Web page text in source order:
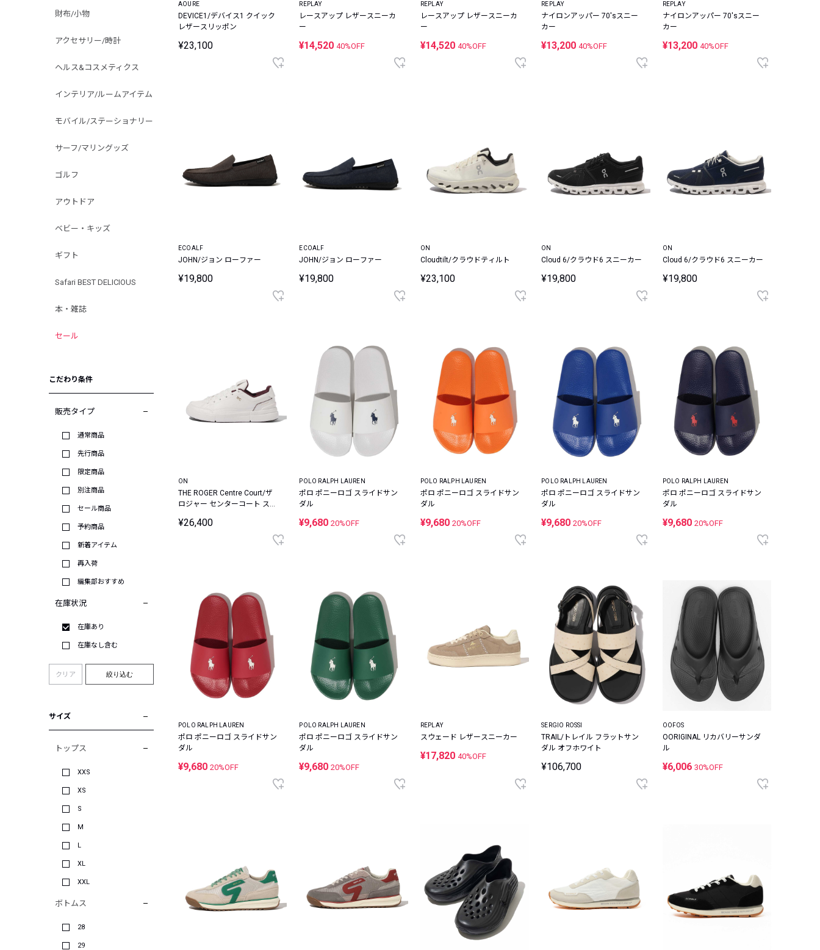
財布/小物
アクセサリー/時計
ヘルス&コスメティクス
インテリア/ルームアイテム
モバイル/ステーショナリー
サーフ/マリングッズ
ゴルフ
アウトドア
ベビー・キッズ
ギフト
Safari BEST DELICIOUS
本・雑誌
セール
こだわり条件
販売タイプ
通常商品
先行商品
限定商品
別注商品
セール商品
予約商品
新着アイテム
再入荷
編集部おすすめ
在庫状況
在庫あり
在庫なし含む
クリア 絞り込む
サイズ
トップス
XXS
XS
S
M
L
XL
XXL
ボトムス
28
29
AOURE
DEVICE1/デバイス1 クイック
レザースリッポン
¥23,100
REPLAY
レースアップ レザースニーカ
ー
¥14,52040%OFF
REPLAY
レースアップ レザースニーカ
ー
¥14,520 40%OFF
REPLAY
ナイロンアッパー 70'sスニー
カー
¥13,20040%OFF
REPLAY
ナイロンアッパー 70'sスニー
カー
¥13,200 40%OFF
ECOALF
JOHN/ジョン ローファー
¥19,800
ECOALF
JOHN/ジョン ローファー
¥19,800
ON
Cloudtilt/クラウドティルト
¥23,100
ON
Cloud 6/クラウド6 スニーカー
¥19,800
ON
Cloud 6/クラウド6 スニーカー
¥19,800
ON
THE ROGER Centre Court/ザ
ロジャー センターコート スニ
¥26,400
POLO RALPH LAUREN
ポロ ポニーロゴ スライドサン
ダル
¥9,68020%OFF
POLO RALPH LAUREN
ポロ ポニーロゴ スライドサン
ダル
¥9,680 20%OFF
POLO RALPH LAUREN
ポロ ポニーロゴ スライドサン
ダル
¥9,68020%OFF
POLO RALPH LAUREN
ポロ ポニーロゴ スライドサン
ダル
¥9,680 20%OFF
POLO RALPH LAUREN
ポロ ポニーロゴ スライドサン
ダル
¥9,680 20%OFF
POLO RALPH LAUREN
ポロ ポニーロゴ スライドサン
ダル
¥9,68020%OFF
REPLAY
スウェード レザースニーカー
¥17,820 40%OFF
SERGIO ROSSI
TRAIL/トレイル フラットサン
ダル オフホワイト
¥106,700
OOFOS
OORIGINAL リカバリーサンダ
ル
¥6,006 30%OFF